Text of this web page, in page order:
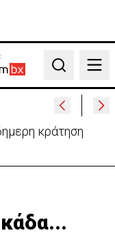
Search
κράτηση